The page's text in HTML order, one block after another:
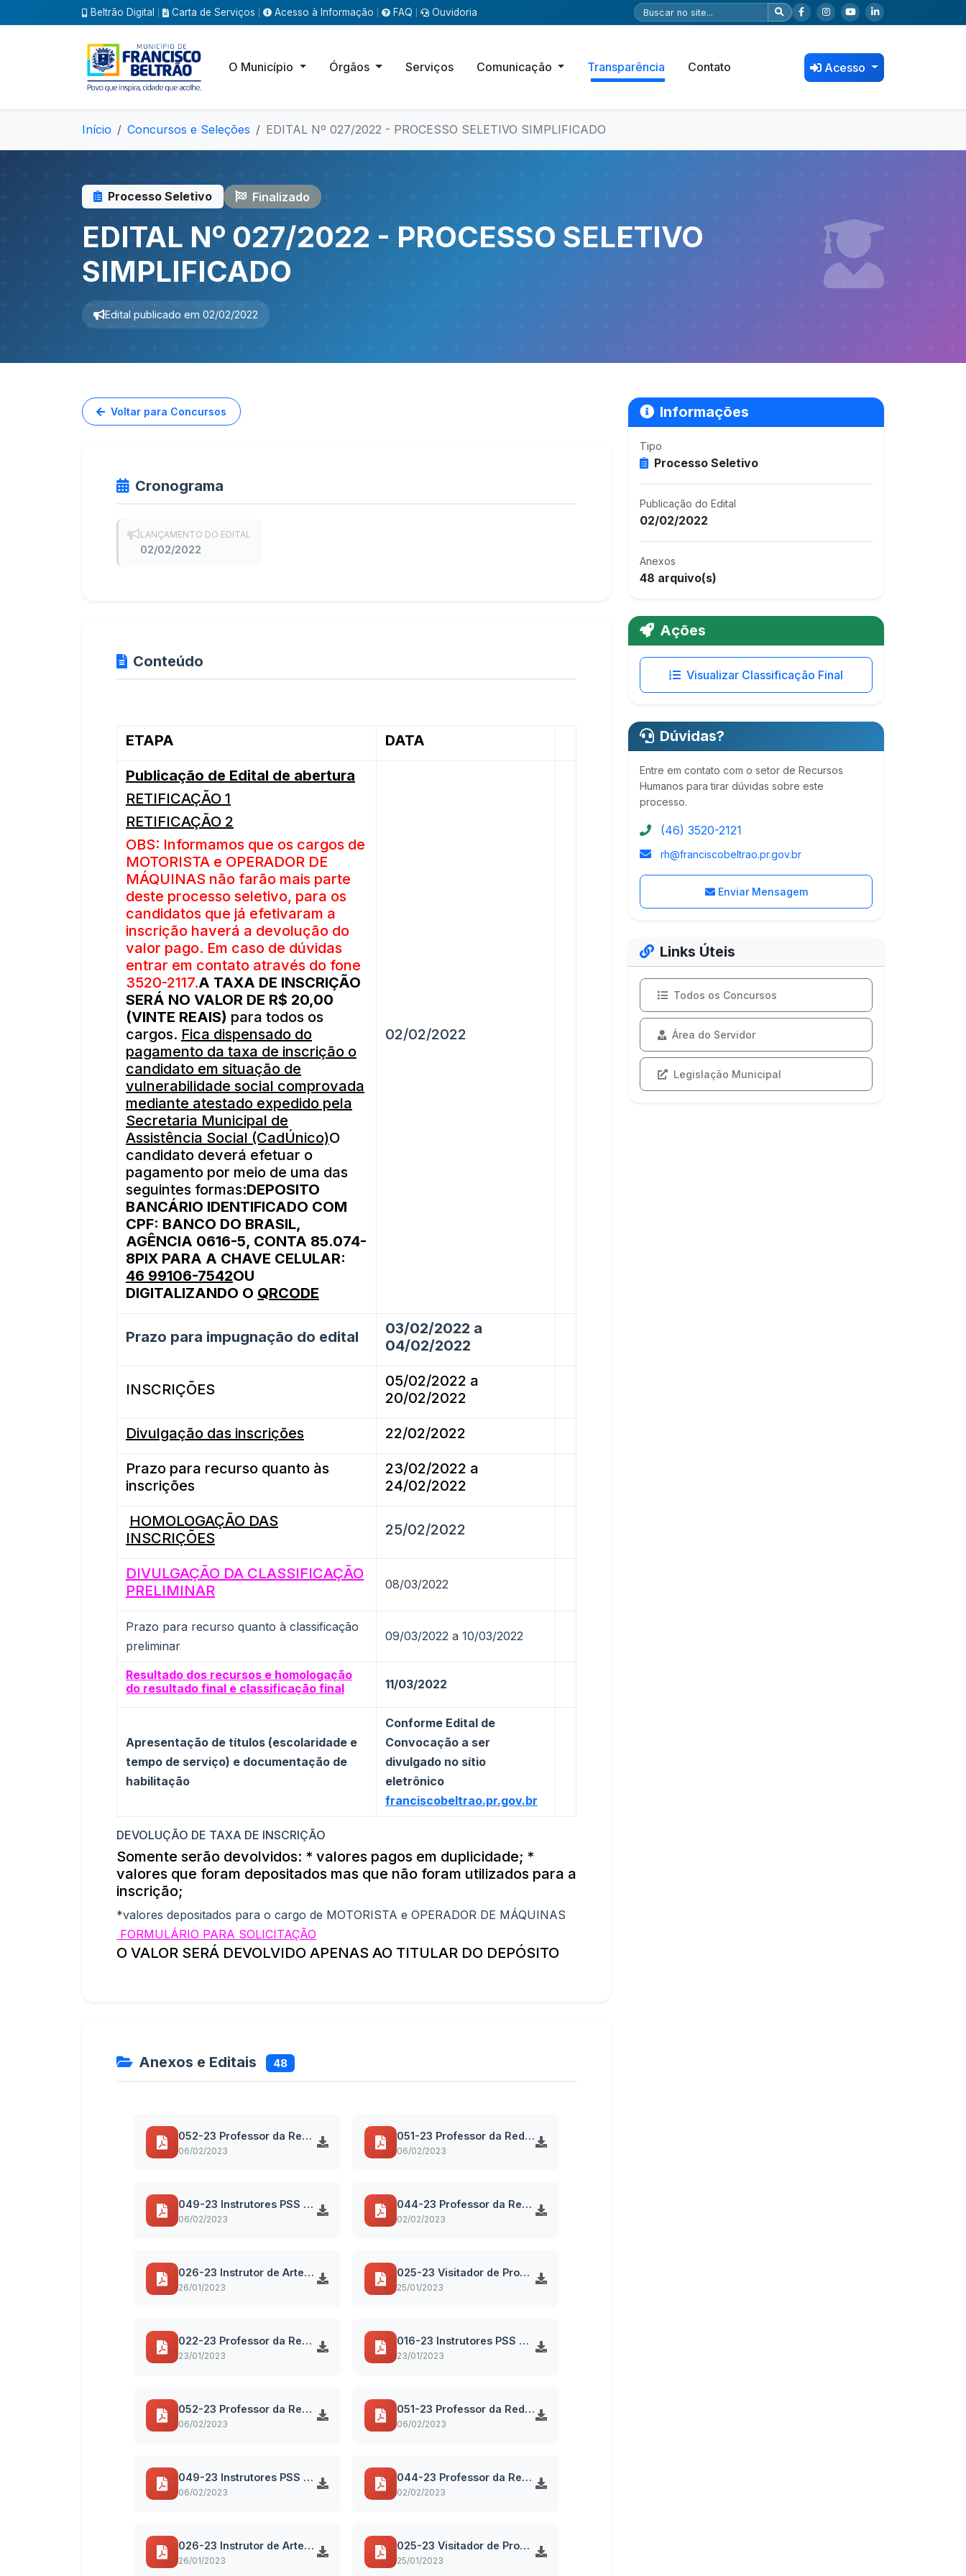
Beltrão Digital Carta de Serviços Acesso à Informação FAQ Ouvidoria
O Município Órgãos Serviços Comunicação Transparência Contato Acesso
Início Concursos e Seleções EDITAL Nº 027/2022 - PROCESSO SELETIVO SIMPLIFICADO
Processo Seletivo Finalizado
EDITAL Nº 027/2022 - PROCESSO SELETIVO
SIMPLIFICADO
Edital publicado em 02/02/2022
Voltar para Concursos
Cronograma
LANÇAMENTO DO EDITAL
02/02/2022
Conteúdo
ETAPA DATA
Publicação de Edital de abertura
RETIFICAÇÃO 1
RETIFICAÇÃO 2
OBS: Informamos que os cargos de
MOTORISTA e OPERADOR DE
MÁQUINAS não farão mais parte
deste processo seletivo, para os
candidatos que já efetivaram a
inscrição haverá a devolução do
valor pago. Em caso de dúvidas
entrar em contato através do fone
3520-2117.A TAXA DE INSCRIÇÃO
SERÁ NO VALOR DE R$ 20,00
(VINTE REAIS) para todos os
cargos. Fica dispensado do
pagamento da taxa de inscrição o
candidato em situação de
vulnerabilidade social comprovada
mediante atestado expedido pela
Secretaria Municipal de
Assistência Social (CadÚnico)O
candidato deverá efetuar o
pagamento por meio de uma das
seguintes formas:DEPOSITO
BANCÁRIO IDENTIFICADO COM
CPF: BANCO DO BRASIL,
AGÊNCIA 0616-5, CONTA 85.074-
8PIX PARA A CHAVE CELULAR:
46 99106-7542OU
DIGITALIZANDO O QRCODE
02/02/2022
Prazo para impugnação do edital
03/02/2022 a
04/02/2022
INSCRIÇÕES
05/02/2022 a
20/02/2022
Divulgação das inscrições 22/02/2022
Prazo para recurso quanto às
inscrições
23/02/2022 a
24/02/2022
HOMOLOGAÇÃO DAS
INSCRIÇÕES
25/02/2022
DIVULGAÇÃO DA CLASSIFICAÇÃO
PRELIMINAR
08/03/2022
Prazo para recurso quanto à classificação
preliminar
09/03/2022 a 10/03/2022
Resultado dos recursos e homologação
do resultado final e classificação final
11/03/2022
Apresentação de títulos (escolaridade e
tempo de serviço) e documentação de
habilitação
Conforme Edital de
Convocação a ser
divulgado no sítio
eletrônico
franciscobeltrao.pr.gov.br
DEVOLUÇÃO DE TAXA DE INSCRIÇÃO
Somente serão devolvidos: * valores pagos em duplicidade; *
valores que foram depositados mas que não foram utilizados para a
inscrição;
*valores depositados para o cargo de MOTORISTA e OPERADOR DE MÁQUINAS
FORMULÁRIO PARA SOLICITAÇÃO
O VALOR SERÁ DEVOLVIDO APENAS AO TITULAR DO DEPÓSITO
Anexos e Editais 48
052-23 Professor da Rede Municipal - Área Rural - Fund I Ed Física PSS 027-2022
06/02/2023
051-23 Professor da Rede Municipal - Área Rural - Fund II PSS 027-2022
06/02/2023
049-23 Instrutores PSS 027-2022
06/02/2023
044-23 Professor da Rede Municipal - Área Rural - Fund II PSS 027-2022
02/02/2023
026-23 Instrutor de Artes Marciais e Lutas - Capoeira PSS 027-2022
26/01/2023
025-23 Visitador de Programas Sociais PSS 027-2022
25/01/2023
022-23 Professor da Rede Municipal - Área Rural - Fund II PSS 027-2022
23/01/2023
016-23 Instrutores PSS 027-2022
23/01/2023
052-23 Professor da Rede Municipal - Área Rural - Fund I Ed Física PSS 027-2022
06/02/2023
051-23 Professor da Rede Municipal - Área Rural - Fund II PSS 027-2022
06/02/2023
049-23 Instrutores PSS 027-2022
06/02/2023
044-23 Professor da Rede Municipal - Área Rural - Fund II PSS 027-2022
02/02/2023
026-23 Instrutor de Artes Marciais e Lutas - Capoeira PSS 027-2022
26/01/2023
025-23 Visitador de Programas Sociais PSS 027-2022
25/01/2023
Informações
Tipo
Processo Seletivo
Publicação do Edital
02/02/2022
Anexos
48 arquivo(s)
Ações
Visualizar Classificação Final
Dúvidas?
Entre em contato com o setor de Recursos
Humanos para tirar dúvidas sobre este
processo.
(46) 3520-2121
rh@franciscobeltrao.pr.gov.br
Enviar Mensagem
Links Úteis
Todos os Concursos
Área do Servidor
Legislação Municipal